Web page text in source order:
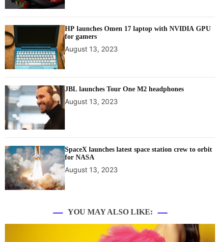
HP launches Omen 17 laptop with NVIDIA GPU
for gamers
August 13, 2023
JBL launches Tour One M2 headphones
August 13, 2023
SpaceX launches latest space station crew to orbit
for NASA
August 13, 2023
YOU MAY ALSO LIKE: